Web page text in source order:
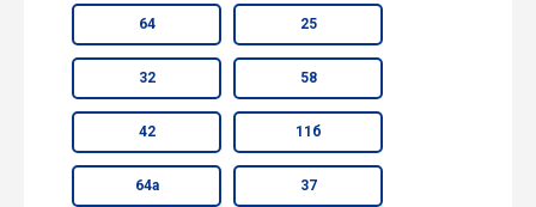
64 25
32 58
42 11б
64а 37